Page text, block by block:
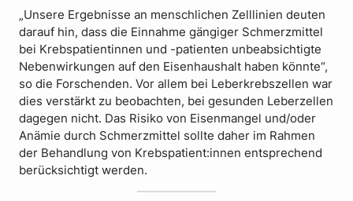
„Unsere Ergebnisse an menschlichen Zelllinien deuten
darauf hin, dass die Einnahme gängiger Schmerzmittel
bei Krebspatientinnen und -patienten unbeabsichtigte
Nebenwirkungen auf den Eisenhaushalt haben könnte“,
so die Forschenden. Vor allem bei Leberkrebszellen war
dies verstärkt zu beobachten, bei gesunden Leberzellen
dagegen nicht. Das Risiko von Eisenmangel und/oder
Anämie durch Schmerzmittel sollte daher im Rahmen
der Behandlung von Krebspatient:innen entsprechend
berücksichtigt werden.